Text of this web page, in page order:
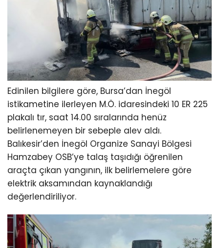
Edinilen bilgilere göre, Bursa’dan İnegöl
istikametine ilerleyen M.Ö. idaresindeki 10 ER 225
plakalı tır, saat 14.00 sıralarında henüz
belirlenemeyen bir sebeple alev aldı.
Balıkesir’den İnegöl Organize Sanayi Bölgesi
Hamzabey OSB’ye talaş taşıdığı öğrenilen
araçta çıkan yangının, ilk belirlemelere göre
elektrik aksamından kaynaklandığı
değerlendiriliyor.